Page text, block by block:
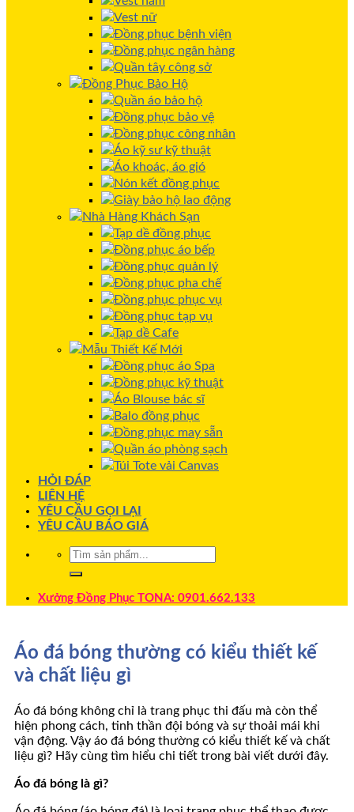
Vest nữ
Đồng phục bệnh viện
Đồng phục ngân hàng
Quần tây công sở
Đồng Phục Bảo Hộ
Quần áo bảo hộ
Đồng phục bảo vệ
Đồng phục công nhân
Áo kỹ sư kỹ thuật
Áo khoác, áo gió
Nón kết đồng phục
Giày bảo hộ lao động
Nhà Hàng Khách Sạn
Tạp dề đồng phục
Đồng phục áo bếp
Đồng phục quản lý
Đồng phục pha chế
Đồng phục phục vụ
Đồng phục tạp vụ
Tạp dề Cafe
Mẫu Thiết Kế Mới
Đồng phục áo Spa
Đồng phục kỹ thuật
Áo Blouse bác sĩ
Balo đồng phục
Đồng phục may sẵn
Quần áo phòng sạch
Túi Tote vải Canvas
HỎI ĐÁP
LIÊN HỆ
YÊU CẦU GỌI LẠI
YÊU CẦU BÁO GIÁ
Xưởng Đồng Phục TONA: 0901.662.133
Áo đá bóng thường có kiểu thiết kế
và chất liệu gì
Áo đá bóng không chỉ là trang phục thi đấu mà còn thể
hiện phong cách, tinh thần đội bóng và sự thoải mái khi
vận động. Vậy áo đá bóng thường có kiểu thiết kế và chất
liệu gì? Hãy cùng tìm hiểu chi tiết trong bài viết dưới đây.
Áo đá bóng là gì?